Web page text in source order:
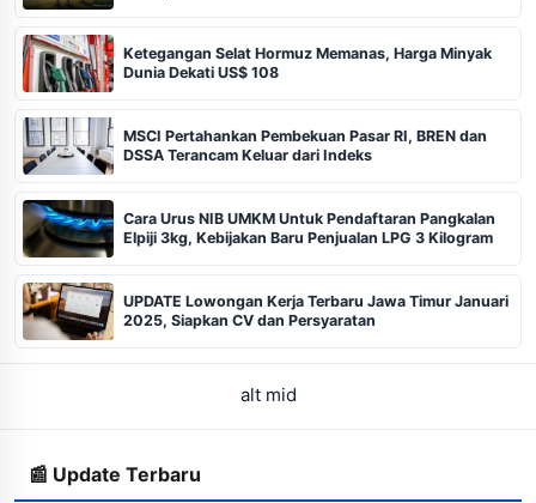
Ketegangan Selat Hormuz Memanas, Harga Minyak
Dunia Dekati US$ 108
MSCI Pertahankan Pembekuan Pasar RI, BREN dan
DSSA Terancam Keluar dari Indeks
Cara Urus NIB UMKM Untuk Pendaftaran Pangkalan
Elpiji 3kg, Kebijakan Baru Penjualan LPG 3 Kilogram
UPDATE Lowongan Kerja Terbaru Jawa Timur Januari
2025, Siapkan CV dan Persyaratan
alt mid
📰 Update Terbaru